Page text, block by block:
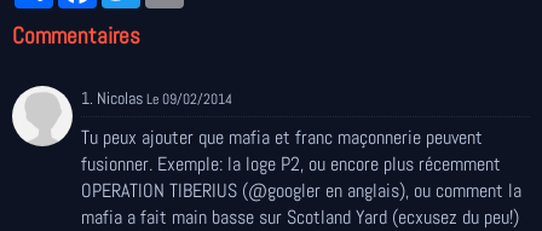
Commentaires
1. Nicolas Le 09/02/2014
Tu peux ajouter que mafia et franc maçonnerie peuvent
fusionner. Exemple: la loge P2, ou encore plus récemment
OPERATION TIBERIUS (@googler en anglais), ou comment la
mafia a fait main basse sur Scotland Yard (ecxusez du peu!)